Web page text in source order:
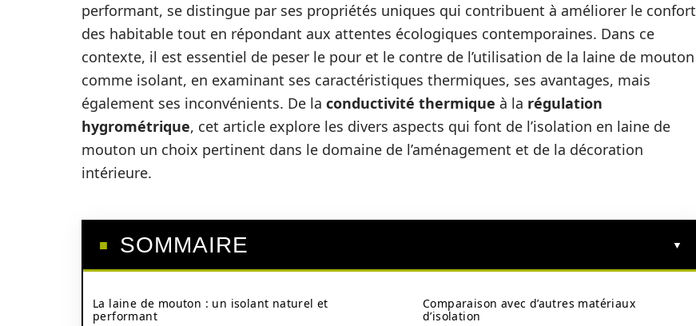
performant, se distingue par ses propriétés uniques qui contribuent à améliorer le confort
des habitable tout en répondant aux attentes écologiques contemporaines. Dans ce
contexte, il est essentiel de peser le pour et le contre de l’utilisation de la laine de mouton
comme isolant, en examinant ses caractéristiques thermiques, ses avantages, mais
également ses inconvénients. De la conductivité thermique à la régulation
hygrométrique, cet article explore les divers aspects qui font de l’isolation en laine de
mouton un choix pertinent dans le domaine de l’aménagement et de la décoration
intérieure.
SOMMAIRE
La laine de mouton : un isolant naturel et
performant
Comparaison avec d’autres matériaux
d’isolation